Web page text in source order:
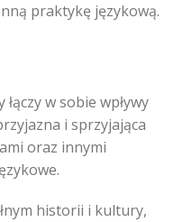
praktykę językową.
w sobie wpływy
i sprzyjająca
oraz innymi
historii i kultury,